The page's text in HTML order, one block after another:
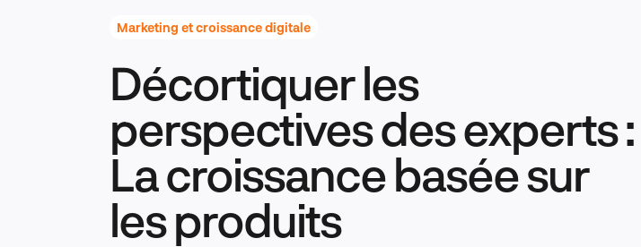
Leadership et
Marketing et croissance digitale
Décortiquer les
perspectives des experts :
La croissance basée sur
les produits